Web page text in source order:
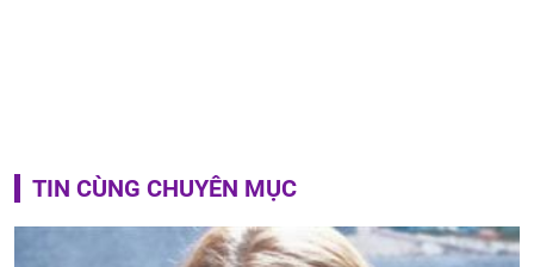
TIN CÙNG CHUYÊN MỤC